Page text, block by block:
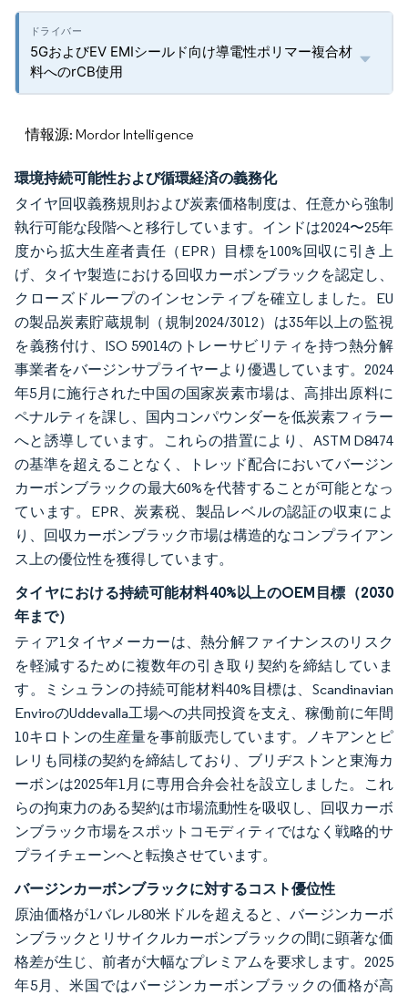
5GおよびEV EMIシールド向け導電性ポリマー複合材
料へのrCB使用
情報源: Mordor Intelligence
環境持続可能性および循環経済の義務化
タイヤ回収義務規則および炭素価格制度は、任意から強制
執行可能な段階へと移行しています。インドは2024〜25年
度から拡大生産者責任（EPR）目標を100%回収に引き上
げ、タイヤ製造における回収カーボンブラックを認定し、
クローズドループのインセンティブを確立しました。EU
の製品炭素貯蔵規制（規制2024/3012）は35年以上の監視
を義務付け、ISO 59014のトレーサビリティを持つ熱分解
事業者をバージンサプライヤーより優遇しています。2024
年5月に施行された中国の国家炭素市場は、高排出原料に
ペナルティを課し、国内コンパウンダーを低炭素フィラー
へと誘導しています。これらの措置により、ASTM D8474
の基準を超えることなく、トレッド配合においてバージン
カーボンブラックの最大60%を代替することが可能となっ
ています。EPR、炭素税、製品レベルの認証の収束によ
り、回収カーボンブラック市場は構造的なコンプライアン
ス上の優位性を獲得しています。
タイヤにおける持続可能材料40%以上のOEM目標（2030
年まで）
ティア1タイヤメーカーは、熱分解ファイナンスのリスク
を軽減するために複数年の引き取り契約を締結していま
す。ミシュランの持続可能材料40%目標は、Scandinavian
EnviroのUddevalla工場への共同投資を支え、稼働前に年間
10キロトンの生産量を事前販売しています。ノキアンとピ
レリも同様の契約を締結しており、ブリヂストンと東海カ
ーボンは2025年1月に専用合弁会社を設立しました。これ
らの拘束力のある契約は市場流動性を吸収し、回収カーボ
ンブラック市場をスポットコモディティではなく戦略的サ
プライチェーンへと転換させています。
バージンカーボンブラックに対するコスト優位性
原油価格が1バレル80米ドルを超えると、バージンカーボ
ンブラックとリサイクルカーボンブラックの間に顕著な価
格差が生じ、前者が大幅なプレミアムを要求します。2025
年5月、米国ではバージンカーボンブラックの価格が高